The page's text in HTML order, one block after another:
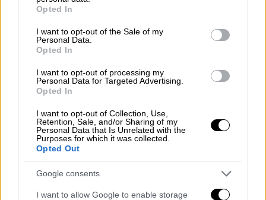
grant or deny consent to Google and its third-party tags to
use your data for below specified purposes in below Google
consent section.
Opted In
I want to opt-out of the Sale of my
Personal Data.
Opted In
I want to opt-out of processing my
Personal Data for Targeted Advertising.
Opted In
I want to opt-out of Collection, Use,
Retention, Sale, and/or Sharing of my
Personal Data that Is Unrelated with the
Purposes for which it was collected.
Opted Out
Google consents
I want to allow Google to enable storage
τον τόπο καταγωγής του και θέλησε να κάνει
φόρο τιμής, χρηματοδότησε την ανέγερση
του Ιμαρέτ, ενός τεράστιου συγκροτήματος
που λειτούργησε ως θεολογική σχολή,
ξενώνας, πτωχοκομείο, δεξαμενή νερού και
βρύσες για πλύση, χαμάμ για τους καθηγητές,
διοικητήριο, βιβλιοθήκη 2.600 τόμων,
τυπογραφείο και 60 δωμάτια μαθητών που
μετά την ανακαίνιση χρησιμοποιούνται ως
ξενοδοχείο. Είχε επίσης προσταυτευικά
τείχη ως σημείο στρατηγικής σημασίας στο
πιο ψηλό σημείο της πόλης.